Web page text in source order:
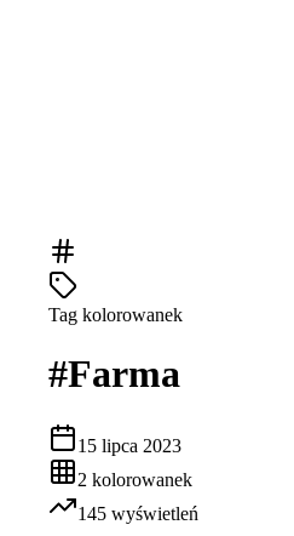
Tag kolorowanek
#Farma
15 lipca 2023
2 kolorowanek
145 wyświetleń